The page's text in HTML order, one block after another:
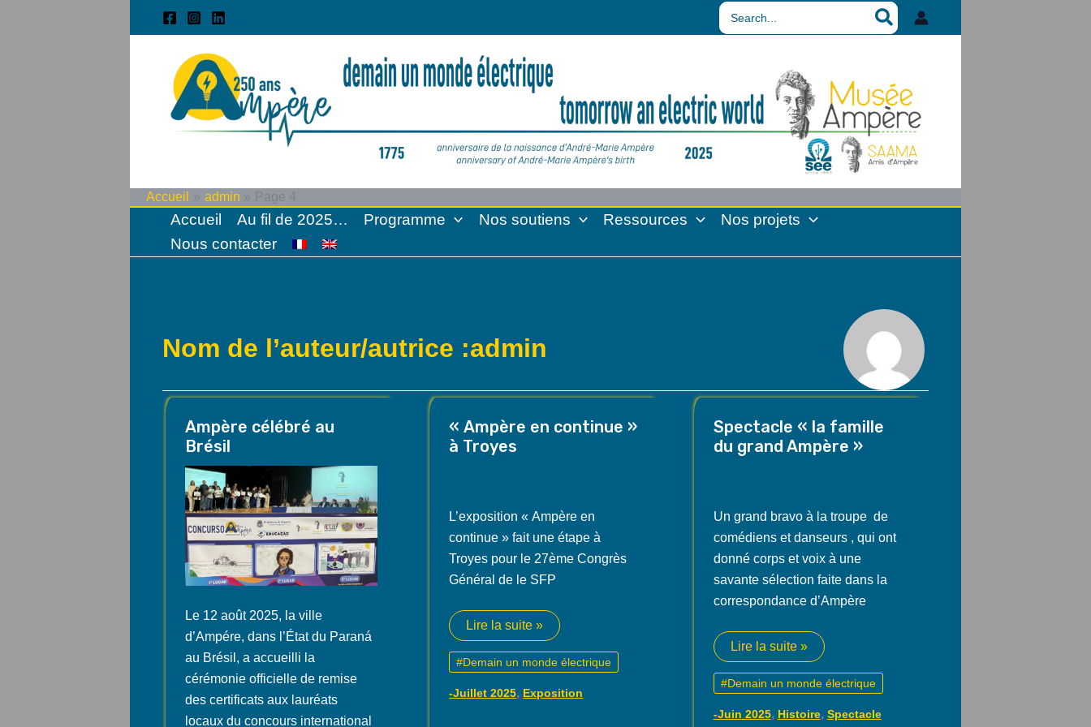
Search
for:
Accueil admin Page 4
Accueil Au fil de 2025… Programme Nos soutiens Ressources
Nos projets
Nous contacter
Nom de l’auteur/autrice :admin
Ampère célébré au
Brésil
Le 12 août 2025, la ville
d’Ampére, dans l’État du Paraná
au Brésil, a accueilli la
cérémonie officielle de remise
des certificats aux lauréats
locaux du concours international
« Ampère en continue »
à Troyes
L’exposition « Ampère en
continue » fait une étape à
Troyes pour le 27ème Congrès
Général de le SFP
« Ampère
en
continue »
à
Troyes
Lire la suite »
#Demain un monde électrique
-Juillet 2025, Exposition
Spectacle « la famille
du grand Ampère »
Un grand bravo à la troupe de
comédiens et danseurs , qui ont
donné corps et voix à une
savante sélection faite dans la
correspondance d’Ampère
Spectacle
« la
famille
du
grand
Ampère »
Lire la suite »
#Demain un monde électrique
-Juin 2025, Histoire, Spectacle